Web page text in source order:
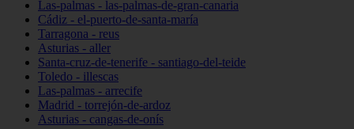
Las-palmas - las-palmas-de-gran-canaria
Cádiz - el-puerto-de-santa-maría
Tarragona - reus
Asturias - aller
Santa-cruz-de-tenerife - santiago-del-teide
Toledo - illescas
Las-palmas - arrecife
Madrid - torrejón-de-ardoz
Asturias - cangas-de-onís